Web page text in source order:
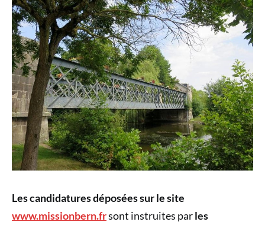
Les candidatures déposées sur le site
www.missionbern.frsont instruites parles